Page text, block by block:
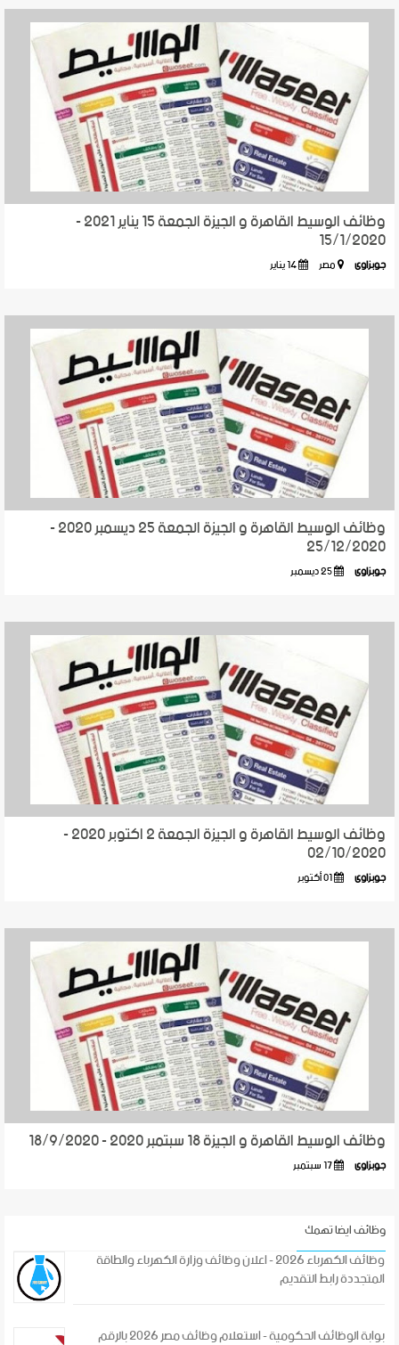
وظائف الوسيط القاهرة و الجيزة الجمعة 15 يناير 2021 - 15/1/2020
جوبزاوى مصر 14 يناير
وظائف الوسيط القاهرة و الجيزة الجمعة 25 ديسمبر 2020 - 25/12/2020
جوبزاوى 25 ديسمبر
وظائف الوسيط القاهرة و الجيزة الجمعة 2 اكتوبر 2020 - 02/10/2020
جوبزاوى 01 أكتوبر
وظائف الوسيط القاهرة و الجيزة 18 سبتمبر 2020 - 18/9/2020
جوبزاوى 17 سبتمبر
وظائف ايضا تهمك
وظائف الكهرباء 2026 - اعلان وظائف وزارة الكهرباء والطاقة
المتجددة رابط التقديم
بوابة الوظائف الحكومية - استعلام وظائف مصر 2026 بالرقم